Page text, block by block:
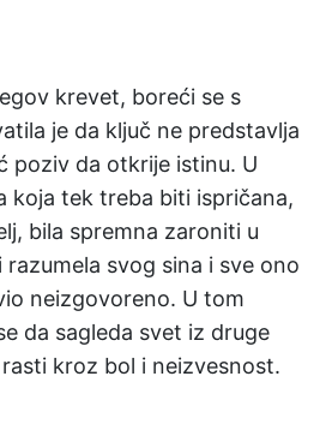
krevet, boreći se s
je da ključ ne predstavlja
poziv da otkrije istinu. U
koja tek treba biti ispričana,
bila spremna zaroniti u
svog sina i sve ono
neizgovoreno. U tom
da sagleda svet iz druge
kroz bol i neizvesnost.